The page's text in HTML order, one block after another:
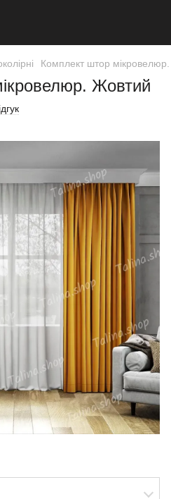
Комплект штор
Жовтий